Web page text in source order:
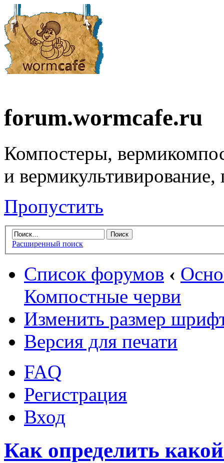
forum.wormcafe.ru
Компостеры,
и
Пропустить
Расширенный поиск
Список форумов ‹
Компостные черви
Изменить размер
Версия для печати
FAQ
Регистрация
Вход
Как определить